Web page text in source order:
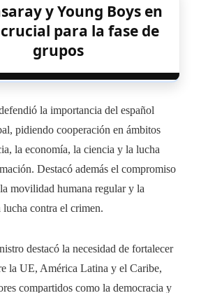
y Young Boys en
para la fase de
grupos
la importancia del español
pidiendo cooperación en ámbitos
la economía, la ciencia y la lucha
Destacó además el compromiso
movilidad humana regular y la
contra el crimen.
destacó la necesidad de fortalecer
la UE, América Latina y el Caribe,
compartidos como la democracia y